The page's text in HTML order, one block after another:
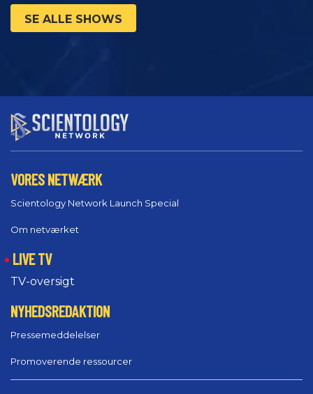
SE ALLE SHOWS
VORES NETWÆRK
Scientology Network Launch Special
Om netværket
LIVE TV
TV-oversigt
NYHEDSREDAKTION
Pressemeddelelser
Promoverende ressourcer